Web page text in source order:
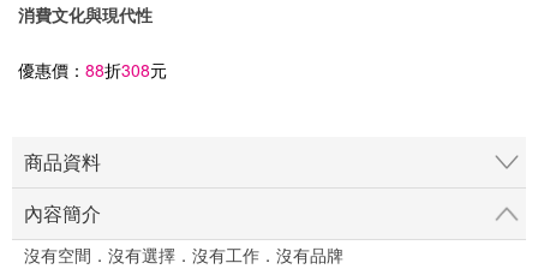
消費文化與現代性
優惠價： 88折308元
商品資料
內容簡介
沒有空間．沒有選擇．沒有工作．沒有品牌